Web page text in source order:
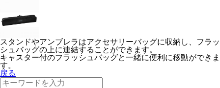
スタンドやアンブレラはアクセサリーバッグに収納し、フラッ
シュバッグの上に連結することができます。
キャスター付のフラッシュバッグと一緒に便利に移動ができま
す。
戻る